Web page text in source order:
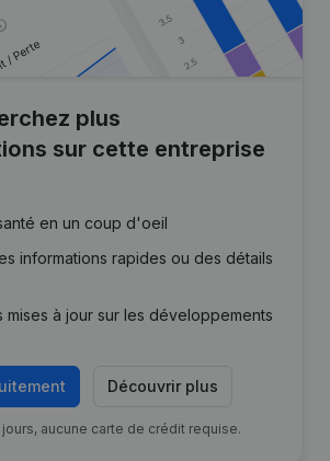
plus
sur cette entreprise
en un coup d'oeil
informations rapides ou des détails
mises à jour sur les développements
Découvrir plus
aucune carte de crédit requise.